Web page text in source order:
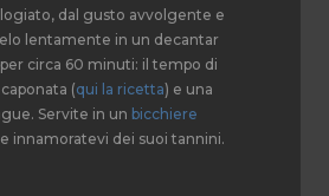
dal gusto avvolgente e
lentamente in un decantar
circa 60 minuti: il tempo di
(qui la ricetta) e una
Servite in un bicchiere
innamoratevi dei suoi tannini.